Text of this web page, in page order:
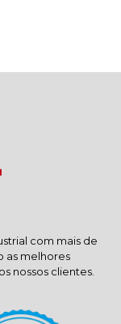
com mais de
as melhores
nossos clientes.